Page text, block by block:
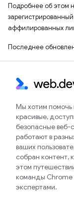
Подробнее об этом
аффилированных
Последнее
Мы хотим помочь
красивые,
безопасные веб-
работают в
ваших
собран контент,
этом
команды Chrome
экспертами.